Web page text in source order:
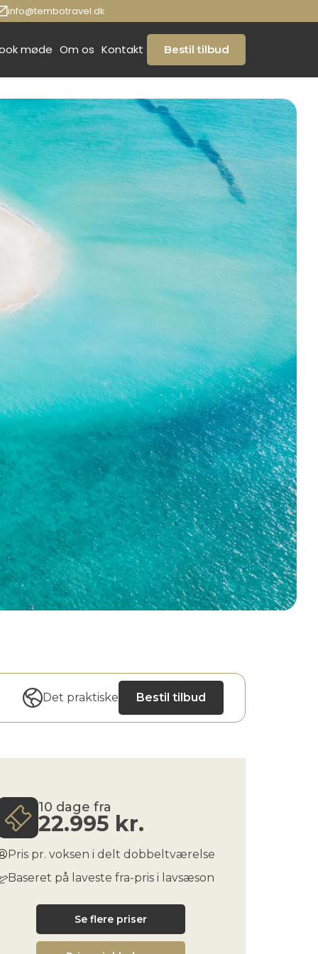
info@tembotravel.dk
møde Om os Kontakt Bestil tilbud
Det praktiske Bestil tilbud
10 dage fra
22.995 kr.
Pris pr. voksen i delt dobbeltværelse
Baseret på laveste fra-pris i lavsæson
Se flere priser